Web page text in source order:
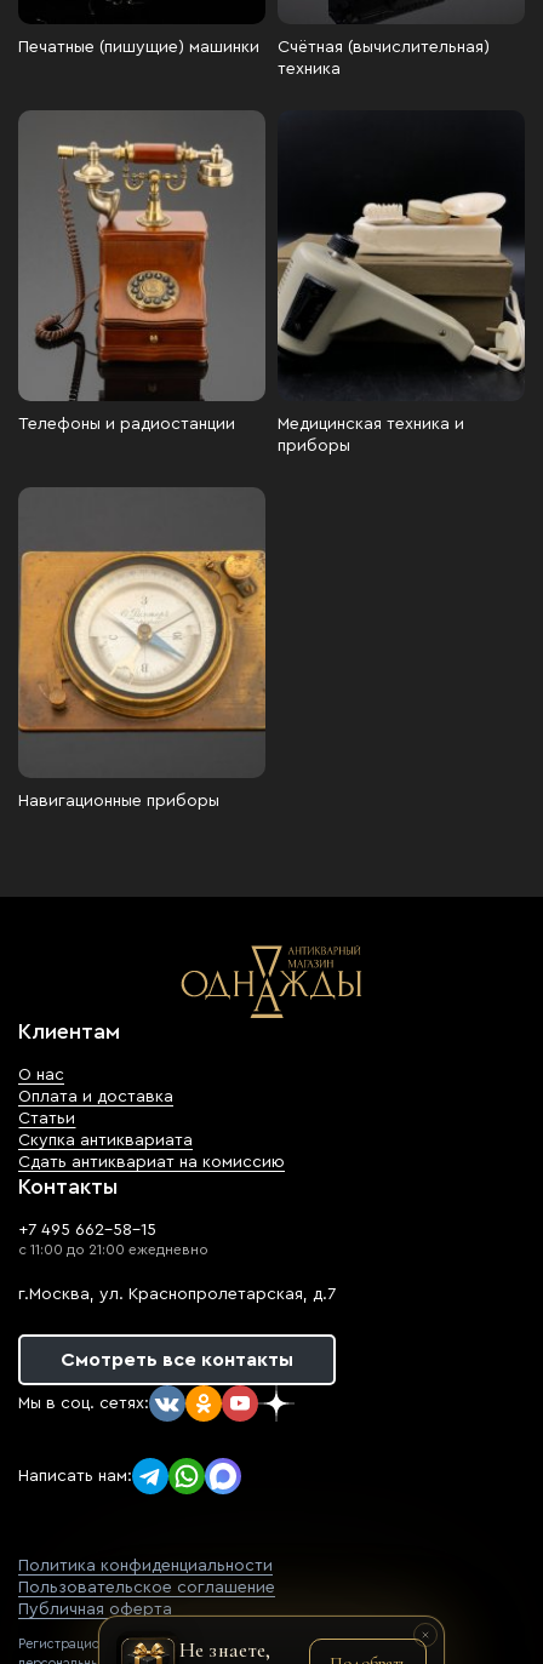
Печатные (пишущие) машинки
Счётная (вычислительная)
техника
Телефоны и радиостанции
Медицинская техника и
приборы
Навигационные приборы
Клиентам
О нас
Оплата и доставка
Статьи
Скупка антиквариата
Сдать антиквариат на комиссию
Контакты
+7 495 662-58-15
с 11:00 до 21:00 ежедневно
г.Москва, ул. Краснопролетарская, д.7
Смотреть все контакты
Мы в соц. сетях:
Написать нам:
Политика конфиденциальности
Пользовательское соглашение
Публичная оферта
Регистрационный номер оператора
Не знаете,